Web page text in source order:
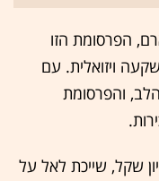
הפרסומת הזו
ויזואלית. עם
והפרסומת
בגודלה, כ־1.1 מיליון שקל, שייכת לאל על